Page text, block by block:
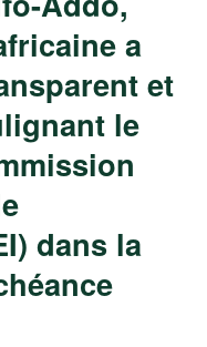
a
et
le
dans la